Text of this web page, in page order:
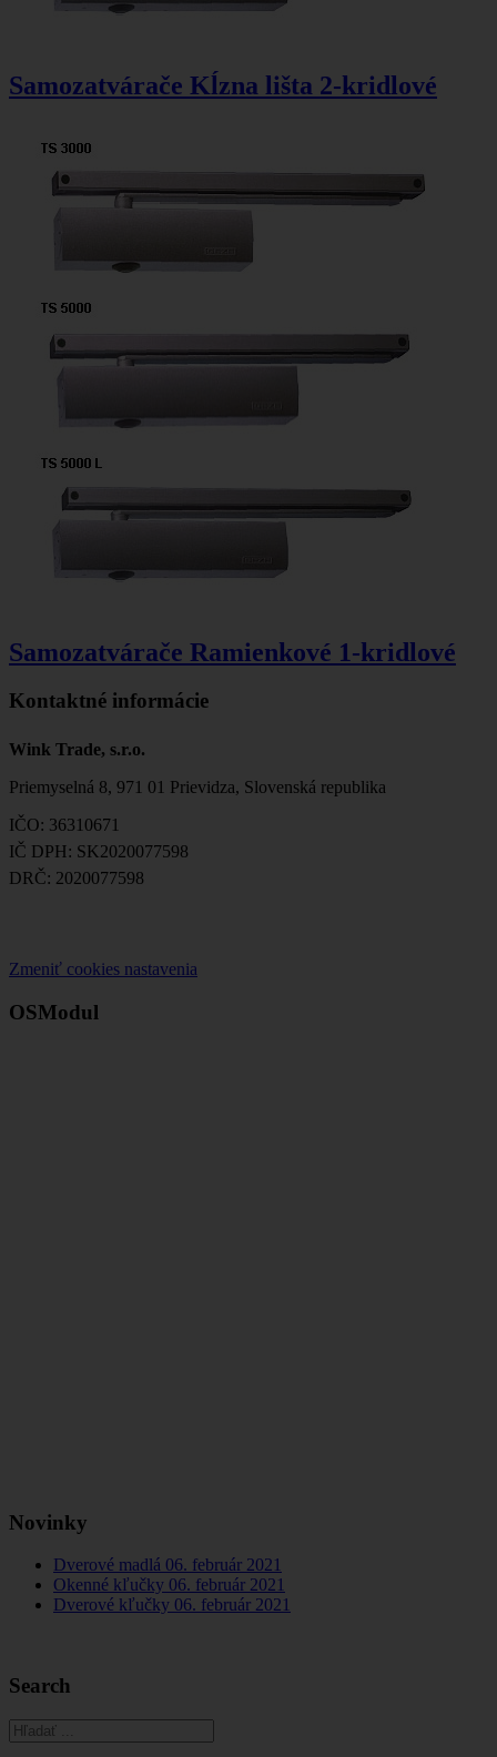
Samozatvárače Kĺzna lišta 2-kridlové
Samozatvárače Ramienkové 1-kridlové
Kontaktné informácie
Wink Trade, s.r.o.
Priemyselná 8, 971 01 Prievidza, Slovenská republika
IČO: 36310671
IČ DPH: SK2020077598
DRČ: 2020077598
Zmeniť cookies nastavenia
OSModul
Novinky
Dverové madlá 06. február 2021
Okenné kľučky 06. február 2021
Dverové kľučky 06. február 2021
Search